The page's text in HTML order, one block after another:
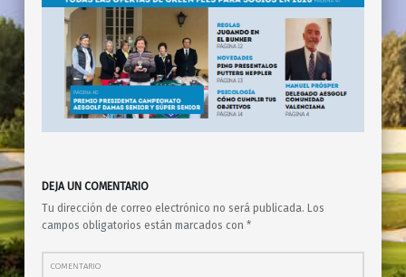
DEJA UN COMENTARIO
Tu dirección de correo electrónico no será publicada. Los
campos obligatorios están marcados con*
Comentario